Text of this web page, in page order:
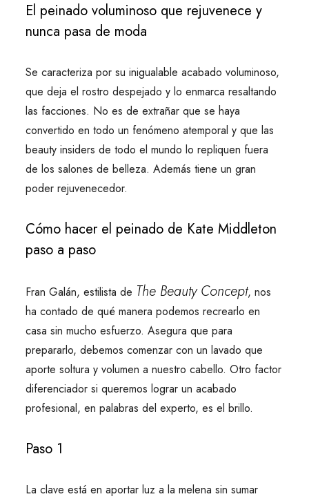
El peinado voluminoso que rejuvenece y
nunca pasa de moda
Se caracteriza por su inigualable acabado voluminoso,
que deja el rostro despejado y lo enmarca resaltando
las facciones. No es de extrañar que se haya
convertido en todo un fenómeno atemporal y que las
beauty insiders de todo el mundo lo repliquen fuera
de los salones de belleza. Además tiene un gran
poder rejuvenecedor.
Cómo hacer el peinado de Kate Middleton
paso a paso
Fran Galán, estilista de The Beauty Concept, nos
ha contado de qué manera podemos recrearlo en
casa sin mucho esfuerzo. Asegura que para
prepararlo, debemos comenzar con un lavado que
aporte soltura y volumen a nuestro cabello. Otro factor
diferenciador si queremos lograr un acabado
profesional, en palabras del experto, es el brillo.
Paso 1
La clave está en aportar luz a la melena sin sumar